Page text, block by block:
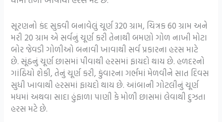
સૂરણનો કંદ સુકવી બનાવેલું ચૂર્ણ 320 ગ્રામ, ચિત્રક 60 ગ્રામ અને
મરી 20 ગ્રામ એ સર્વનું ચૂર્ણ કરી તેનાથી બમણો ગોળ નાખી મોટા
બોર જેવડી ગોળીઓ બનાવી ખાવાથી સર્વ પ્રકારના હરસ માટે
છે. સૂંઠનું ચૂર્ણ છાસમાં પીવાથી હરસમાં ફાયદો થાય છે. હળદરનો
ગાંઠિયો શેકી, તેનું ચૂર્ણ કરી, કુંવારના ગર્ભમાં મેળવીને સાત દિવસ
સુધી ખાવાથી હરસમાં ફાયદો થાય છે. આંબાની ગોટલીનું ચૂર્ણ
મધમાં અથવા સાદા હુંફાળા પાણી કે મોળી છાસમાં લેવાથી દુઝતા
હરસ મટે છે.